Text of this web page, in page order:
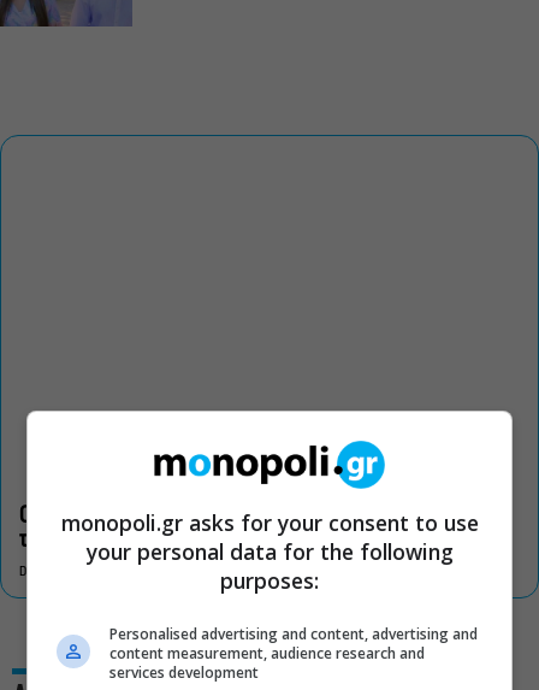
Οι «Τρωάδες» στην Επίδαυρο αλλάζουν την αντίληψη για
τον πολιτισμό
DON'T MISS
monopoli.gr asks for your consent to use
your personal data for the following
purposes:
Personalised advertising and content, advertising and
content measurement, audience research and
services development